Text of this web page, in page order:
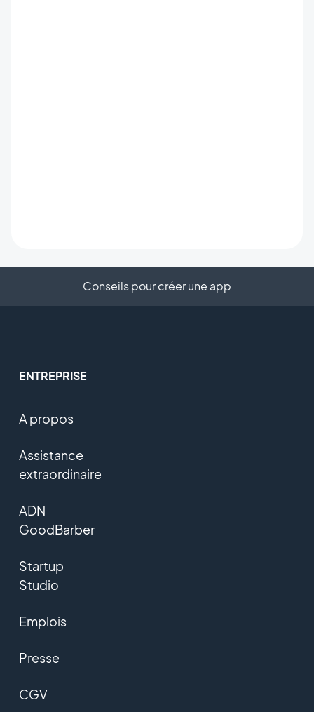
Conseils pour créer une app
ENTREPRISE
A propos
Assistance
extraordinaire
ADN
GoodBarber
Startup
Studio
Emplois
Presse
CGV